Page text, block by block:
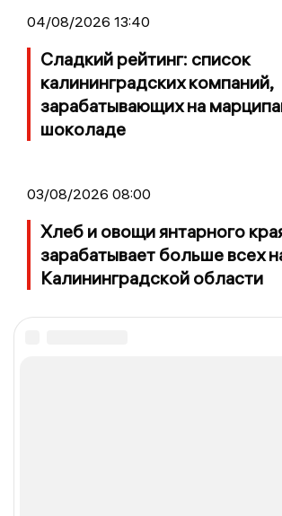
04/08/2026 13:40
Сладкий рейтинг: список
калининградских компаний,
зарабатывающих на
шоколаде
03/08/2026 08:00
Хлеб и овощи янтарного
зарабатывает больше всех
Калининградской области